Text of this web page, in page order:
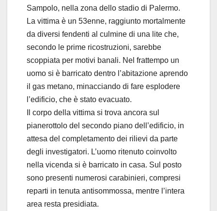
Sampolo, nella zona dello stadio di Palermo.
La vittima è un 53enne, raggiunto mortalmente
da diversi fendenti al culmine di una lite che,
secondo le prime ricostruzioni, sarebbe
scoppiata per motivi banali. Nel frattempo un
uomo si è barricato dentro l’abitazione aprendo
il gas metano, minacciando di fare esplodere
l’edificio, che è stato evacuato.
Il corpo della vittima si trova ancora sul
pianerottolo del secondo piano dell’edificio, in
attesa del completamento dei rilievi da parte
degli investigatori. L’uomo ritenuto coinvolto
nella vicenda si è barricato in casa. Sul posto
sono presenti numerosi carabinieri, compresi
reparti in tenuta antisommossa, mentre l’intera
area resta presidiata.